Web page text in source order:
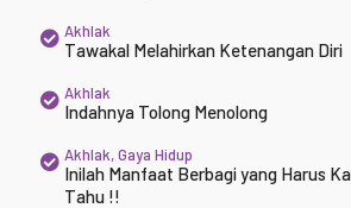
Akhlak
Tawakal Melahirkan Ketenangan Diri
Akhlak
Indahnya Tolong Menolong
Akhlak,Gaya Hidup
Inilah Manfaat Berbagi yang Harus
Tahu !!